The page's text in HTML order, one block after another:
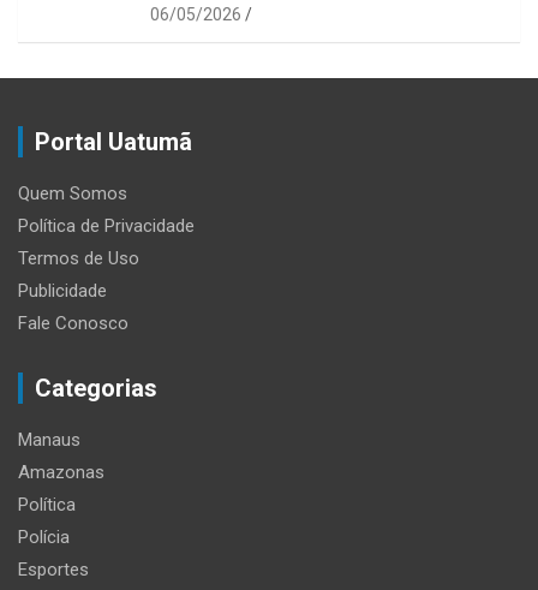
06/05/2026
Portal Uatumã
Quem Somos
Política de Privacidade
Termos de Uso
Publicidade
Fale Conosco
Categorias
Manaus
Amazonas
Política
Polícia
Esportes